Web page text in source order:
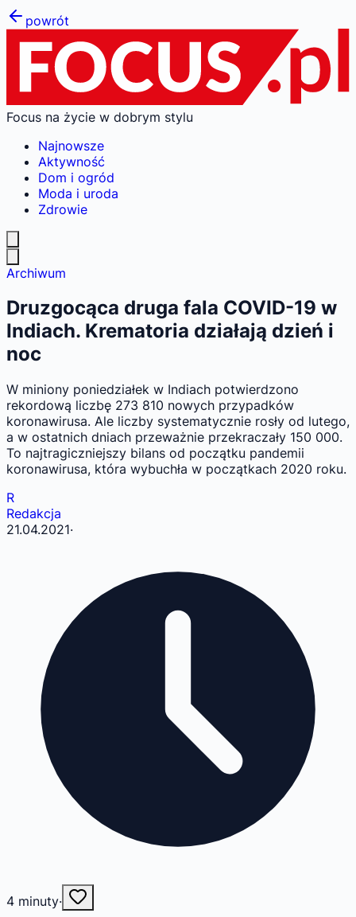
powrót
Focus na życie w dobrym stylu
Najnowsze
Aktywność
Dom i ogród
Moda i uroda
Zdrowie
Archiwum
Druzgocąca druga fala COVID-19 w
Indiach. Krematoria działają dzień i
noc
W miniony poniedziałek w Indiach potwierdzono
rekordową liczbę 273 810 nowych przypadków
koronawirusa. Ale liczby systematycznie rosły od lutego,
a w ostatnich dniach przeważnie przekraczały 150 000.
To najtragiczniejszy bilans od początku pandemii
koronawirusa, która wybuchła w początkach 2020 roku.
R
Redakcja
21.04.2021·
4 minuty·